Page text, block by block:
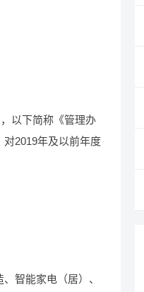
以下简称《管理办
2019年及以前年度
智能家电（居）、